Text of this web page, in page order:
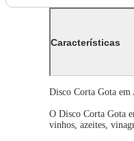
Características
Disco Corta Gota
O Disco Corta Gota
vinhos, azeites,